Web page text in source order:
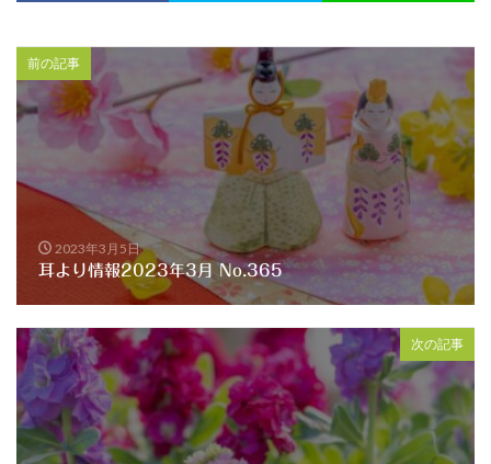
前の記事
2023年3月5日
耳より情報2023年3月 No.365
次の記事